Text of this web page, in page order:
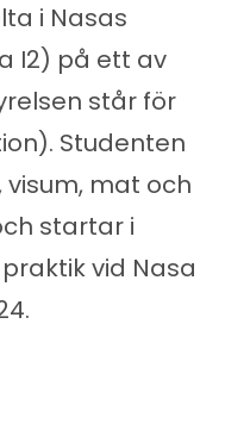
i Nasas
I2) på ett av
står för
Studenten
mat och
startar i
vid Nasa